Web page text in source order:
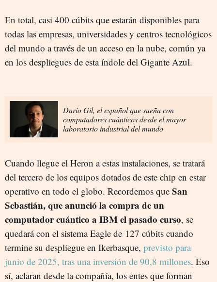
En total, casi 400 cúbits que estarán disponibles para
todas las empresas, universidades y centros tecnológicos
del mundo a través de un acceso en la nube, común ya
en los despliegues de esta índole del Gigante Azul.
Darío Gil, el español que sueña con
computadores cuánticos desde el mayor
laboratorio industrial del mundo
Cuando llegue el Heron a estas instalaciones, se tratará
del tercero de los equipos dotados de este chip en estar
operativo en todo el globo. Recordemos que San
Sebastián, que anunció la compra de un
computador cuántico a IBM el pasado curso, se
quedará con el sistema Eagle de 127 cúbits cuando
termine su despliegue en Ikerbasque, previsto para
junio de 2025, tras una inversión de 90,8 millones. Eso
sí, aclaran desde la compañía, los entes que forman